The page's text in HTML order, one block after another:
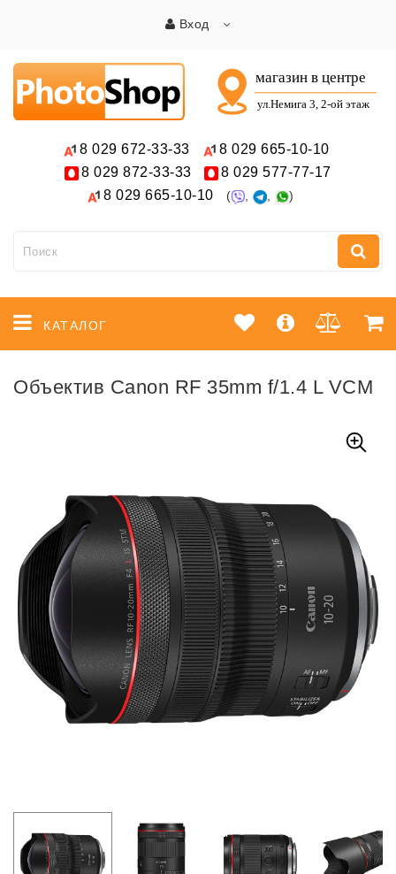
Вход
8 029 672-33-33 8 029 665-10-10
8 029 872-33-33 8 029 577-77-17
8 029 665-10-10 ( , , )
КАТАЛОГ
Объектив Canon RF 35mm f/1.4 L VCM